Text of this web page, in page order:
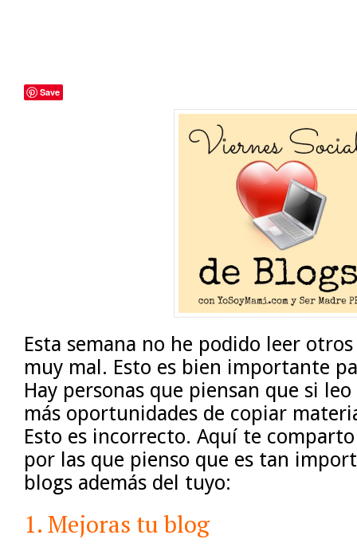
Save
Esta semana no he podido leer
muy mal. Esto es bien importante
Hay personas que piensan que si
más oportunidades de copiar
Esto es incorrecto. Aquí te
por las que pienso que es tan
blogs además del tuyo:
1. Mejoras tu blog